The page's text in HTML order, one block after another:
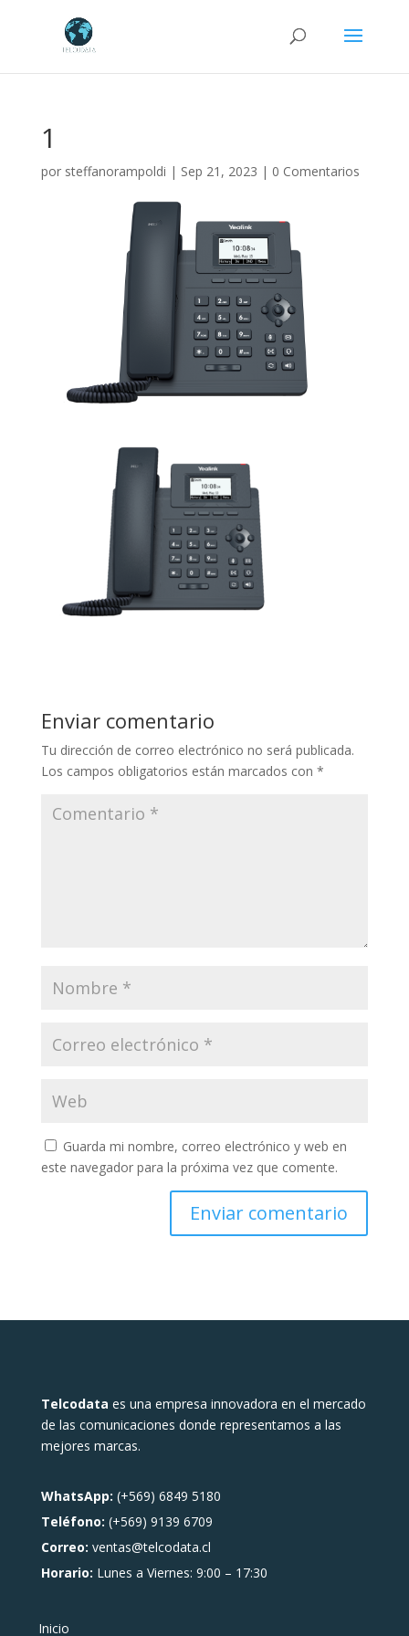
productos
1
por steffanorampoldi | Sep 21, 2023 | 0 Comentarios
Enviar comentario
Tu dirección de correo electrónico no será publicada.
Los campos obligatorios están marcados con *
Guarda mi nombre, correo electrónico y web en
este navegador para la próxima vez que comente.
Telcodata es una empresa innovadora en el mercado
de las comunicaciones donde representamos a las
mejores marcas.
WhatsApp: (+569) 6849 5180
Teléfono: (+569) 9139 6709
Correo: ventas@telcodata.cl
Horario: Lunes a Viernes: 9:00 – 17:30
Inicio